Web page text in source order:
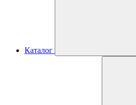
Каталог